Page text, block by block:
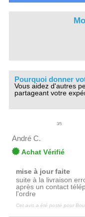
Pourquoi donner
Vous aidez d'autres
partageant votre
3/5
André C.
Achat Vérifié
mise à jour faite
suite à la livraison
après un contact
l'ordre
Cet avis a été posté pour